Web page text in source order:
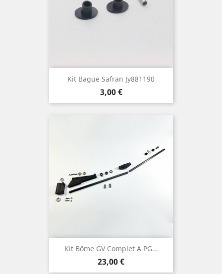
Kit Bague Safran Jy881190
Prix
3,00 €
Kit Bôme GV Complet A PG...
Prix
23,00 €